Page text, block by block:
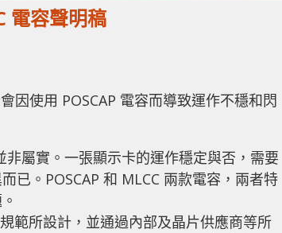
電容聲明稿
因使用 POSCAP 電容而導致運作不穩和閃
屬實。一張顯示卡的運作穩定與否，需要
已。POSCAP 和 MLCC 兩款電容，兩者特
範所設計，並通過內部及晶片供應商等所